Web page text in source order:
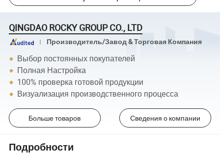
QINGDAO ROCKY GROUP CO., LTD
Производитель/Завод & Торговая Компания
Выбор постоянных покупателей
Полная Настройка
100% проверка готовой продукции
Визуализация производственного процесса
Больше товаров Сведения о компании
Подробности